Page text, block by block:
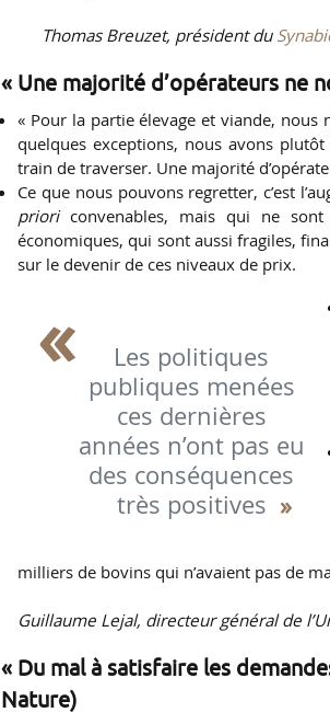
Thomas Breuzet, président du
« Une majorité d’opérateurs ne
« Pour la partie élevage et viande, nous
quelques exceptions, nous avons
train de traverser. Une majorité
Ce que nous pouvons regretter, c’est
prioriconvenables, mais qui ne
économiques, qui sont aussi fragiles,
sur le devenir de ces niveaux de prix.
Les politiques
publiques menées
ces dernières
années n’ont pas eu
des conséquences
très positives
milliers de bovins qui n’avaient pas de
Guillaume Lejal, directeur général de
« Du mal à satisfaire les
Nature)